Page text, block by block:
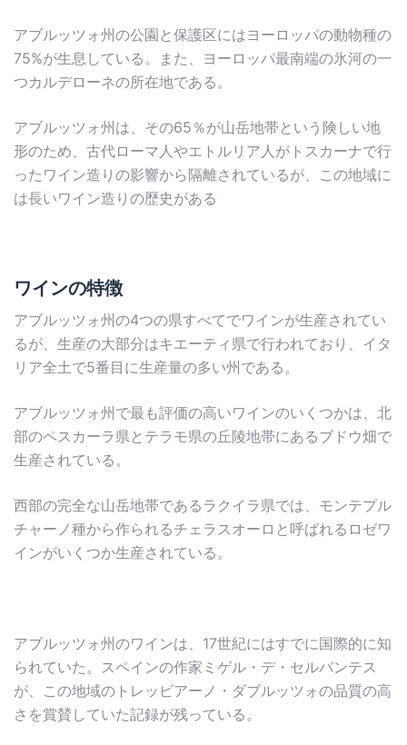
アブルッツォ州の公園と保護区にはヨーロッパの動物種の
75%が生息している。また、ヨーロッパ最南端の氷河の一
つカルデローネの所在地である。
アブルッツォ州は、その65％が山岳地帯という険しい地
形のため、古代ローマ人やエトルリア人がトスカーナで行
ったワイン造りの影響から隔離されているが、この地域に
は長いワイン造りの歴史がある
ワインの特徴
アブルッツォ州の4つの県すべてでワインが生産されてい
るが、生産の大部分はキエーティ県で行われており、イタ
リア全土で5番目に生産量の多い州である。
アブルッツォ州で最も評価の高いワインのいくつかは、北
部のペスカーラ県とテラモ県の丘陵地帯にあるブドウ畑で
生産されている。
西部の完全な山岳地帯であるラクイラ県では、モンテプル
チャーノ種から作られるチェラスオーロと呼ばれるロゼワ
インがいくつか生産されている。
アブルッツォ州のワインは、17世紀にはすでに国際的に知
られていた。スペインの作家ミゲル・デ・セルバンテス
が、この地域のトレッビアーノ・ダブルッツォの品質の高
さを賞賛していた記録が残っている。